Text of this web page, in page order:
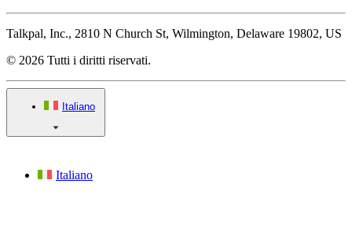
Talkpal, Inc., 2810 N Church St, Wilmington, Delaware 19802, US
© 2026 Tutti i diritti riservati.
Italiano
Italiano